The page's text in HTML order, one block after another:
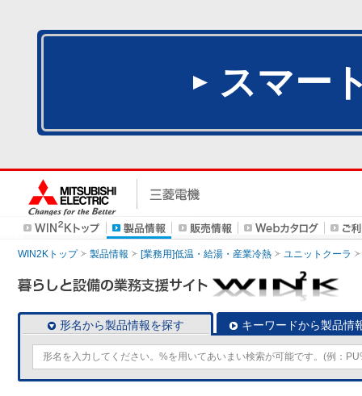
スマー
WIN2Kトップ 製品情報 [業務用]低温・給湯・産業冷熱 ユニットクーラ
形名から製品情報を探す キーワードから製品情